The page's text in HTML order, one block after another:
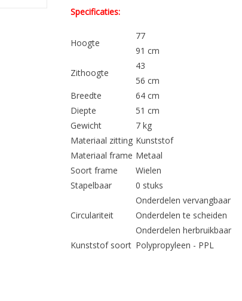
Specificaties:
Hoogte
77
91 cm
Zithoogte
43
56 cm
Breedte
64 cm
Diepte
51 cm
Gewicht
7 kg
Materiaal zitting Kunststof
Materiaal frame Metaal
Soort frame
Wielen
Stapelbaar
0 stuks
Circulariteit
Onderdelen vervangbaar
Onderdelen te scheiden
Onderdelen herbruikbaar
Kunststof soort Polypropyleen - PPL